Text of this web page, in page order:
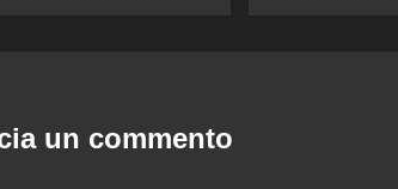
un commento